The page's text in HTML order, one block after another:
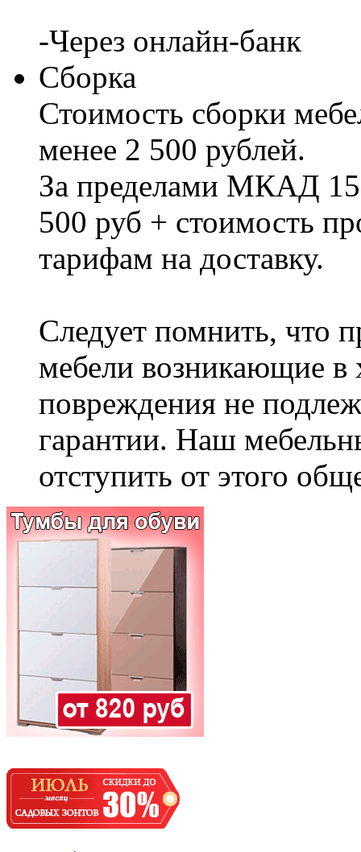
-Через онлайн-банк
Сборка
Стоимость сборки
менее 2 500 рублей.
За пределами МКАД
500 руб + стоимость
тарифам на доставку.
Следует помнить, что
мебели возникающие в
повреждения не
гарантии. Наш
отступить от этого